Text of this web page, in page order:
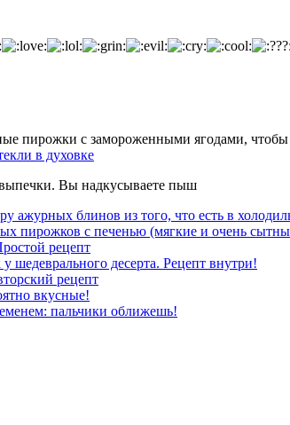
в духовке
выпечки. Вы надкусываете пыш
ажурных блинов из того, что есть в
пирожков с печенью (мягкие и очень
рецепт
шедеврального десерта. Рецепт внутри!
рецепт
вкусные!
пальчики оближешь!